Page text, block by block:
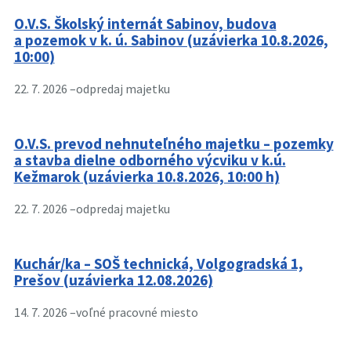
O.V.S. Školský internát Sabinov, budova
a pozemok v k. ú. Sabinov (uzávierka 10.8.2026,
10:00)
22. 7. 2026 –odpredaj majetku
O.V.S. prevod nehnuteľného majetku – pozemky
a stavba dielne odborného výcviku v k.ú.
Kežmarok (uzávierka 10.8.2026, 10:00 h)
22. 7. 2026 –odpredaj majetku
Kuchár/ka – SOŠ technická, Volgogradská 1,
Prešov (uzávierka 12.08.2026)
14. 7. 2026 –voľné pracovné miesto